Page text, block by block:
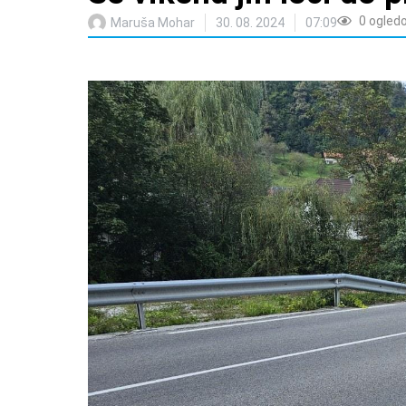
Maruša Mohar 30. 08. 2024 07:09 0